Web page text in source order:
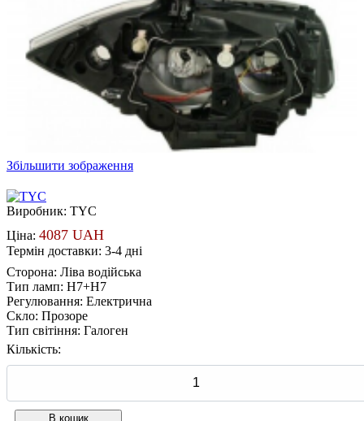
Збільшити зображення
Виробник: TYC
Ціна: 4087 UAH
Термін доставки: 3-4 дні
Сторона: Ліва водійська
Тип ламп: H7+H7
Регулювання: Електрична
Скло: Прозоре
Тип світіння: Галоген
Кількість: